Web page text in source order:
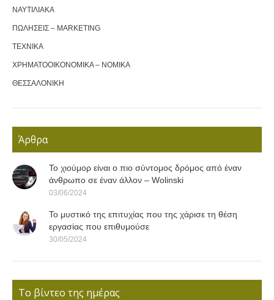
ΝΑΥΤΙΛΙΑΚΑ
ΠΩΛΗΣΕΙΣ – MARKETING
ΤΕΧΝΙΚΑ
ΧΡΗΜΑΤΟΟΙΚΟΝΟΜΙΚΑ – ΝΟΜΙΚΑ
ΘΕΣΣΑΛΟΝΙΚΗ
Άρθρα
Το χιούμορ είναι ο πιο σύντομος δρόμος από έναν
άνθρωπο σε έναν άλλον – Wolinski
03/06/2024
Το μυστικό της επιτυχίας που της χάρισε τη θέση
εργασίας που επιθυμούσε
30/05/2024
Το βίντεο της ημέρας